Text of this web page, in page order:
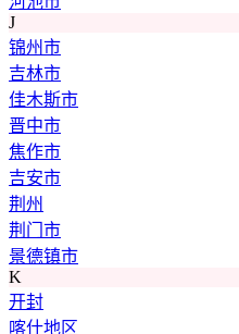
J
锦州市
吉林市
佳木斯市
晋中市
焦作市
吉安市
荆州
荆门市
景德镇市
K
开封
喀什地区